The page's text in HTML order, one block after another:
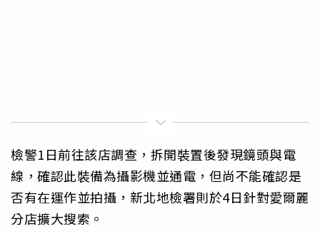
檢警1日前往該店調查，拆開裝置後發現鏡頭與電
線，確認此裝備為攝影機並通電，但尚不能確認是
否有在運作並拍攝，新北地檢署則於4日針對愛爾麗
分店擴大搜索。